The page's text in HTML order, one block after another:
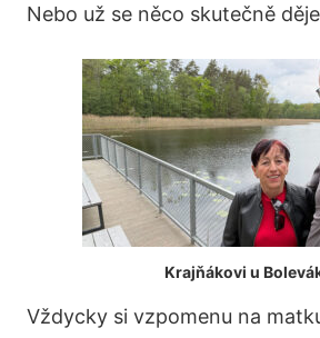
Nebo už se něco skutečně
Krajňákovi u
Vždycky si vzpomenu na